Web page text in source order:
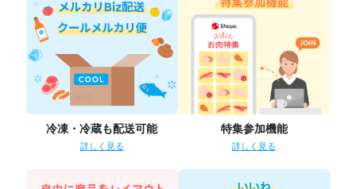
冷凍・冷蔵も配送可能
詳しく見る
特集参加機能
詳しく見る